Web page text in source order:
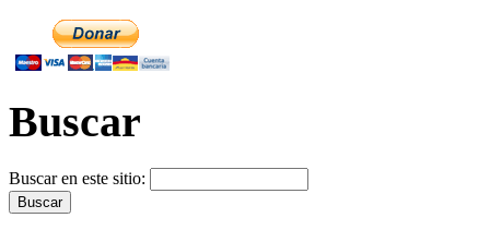
Buscar
Buscar en este sitio: